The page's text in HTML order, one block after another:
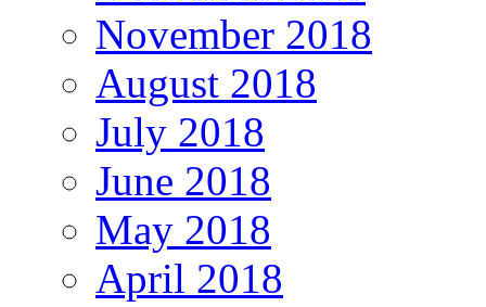
November 2018
August 2018
July 2018
June 2018
May 2018
April 2018